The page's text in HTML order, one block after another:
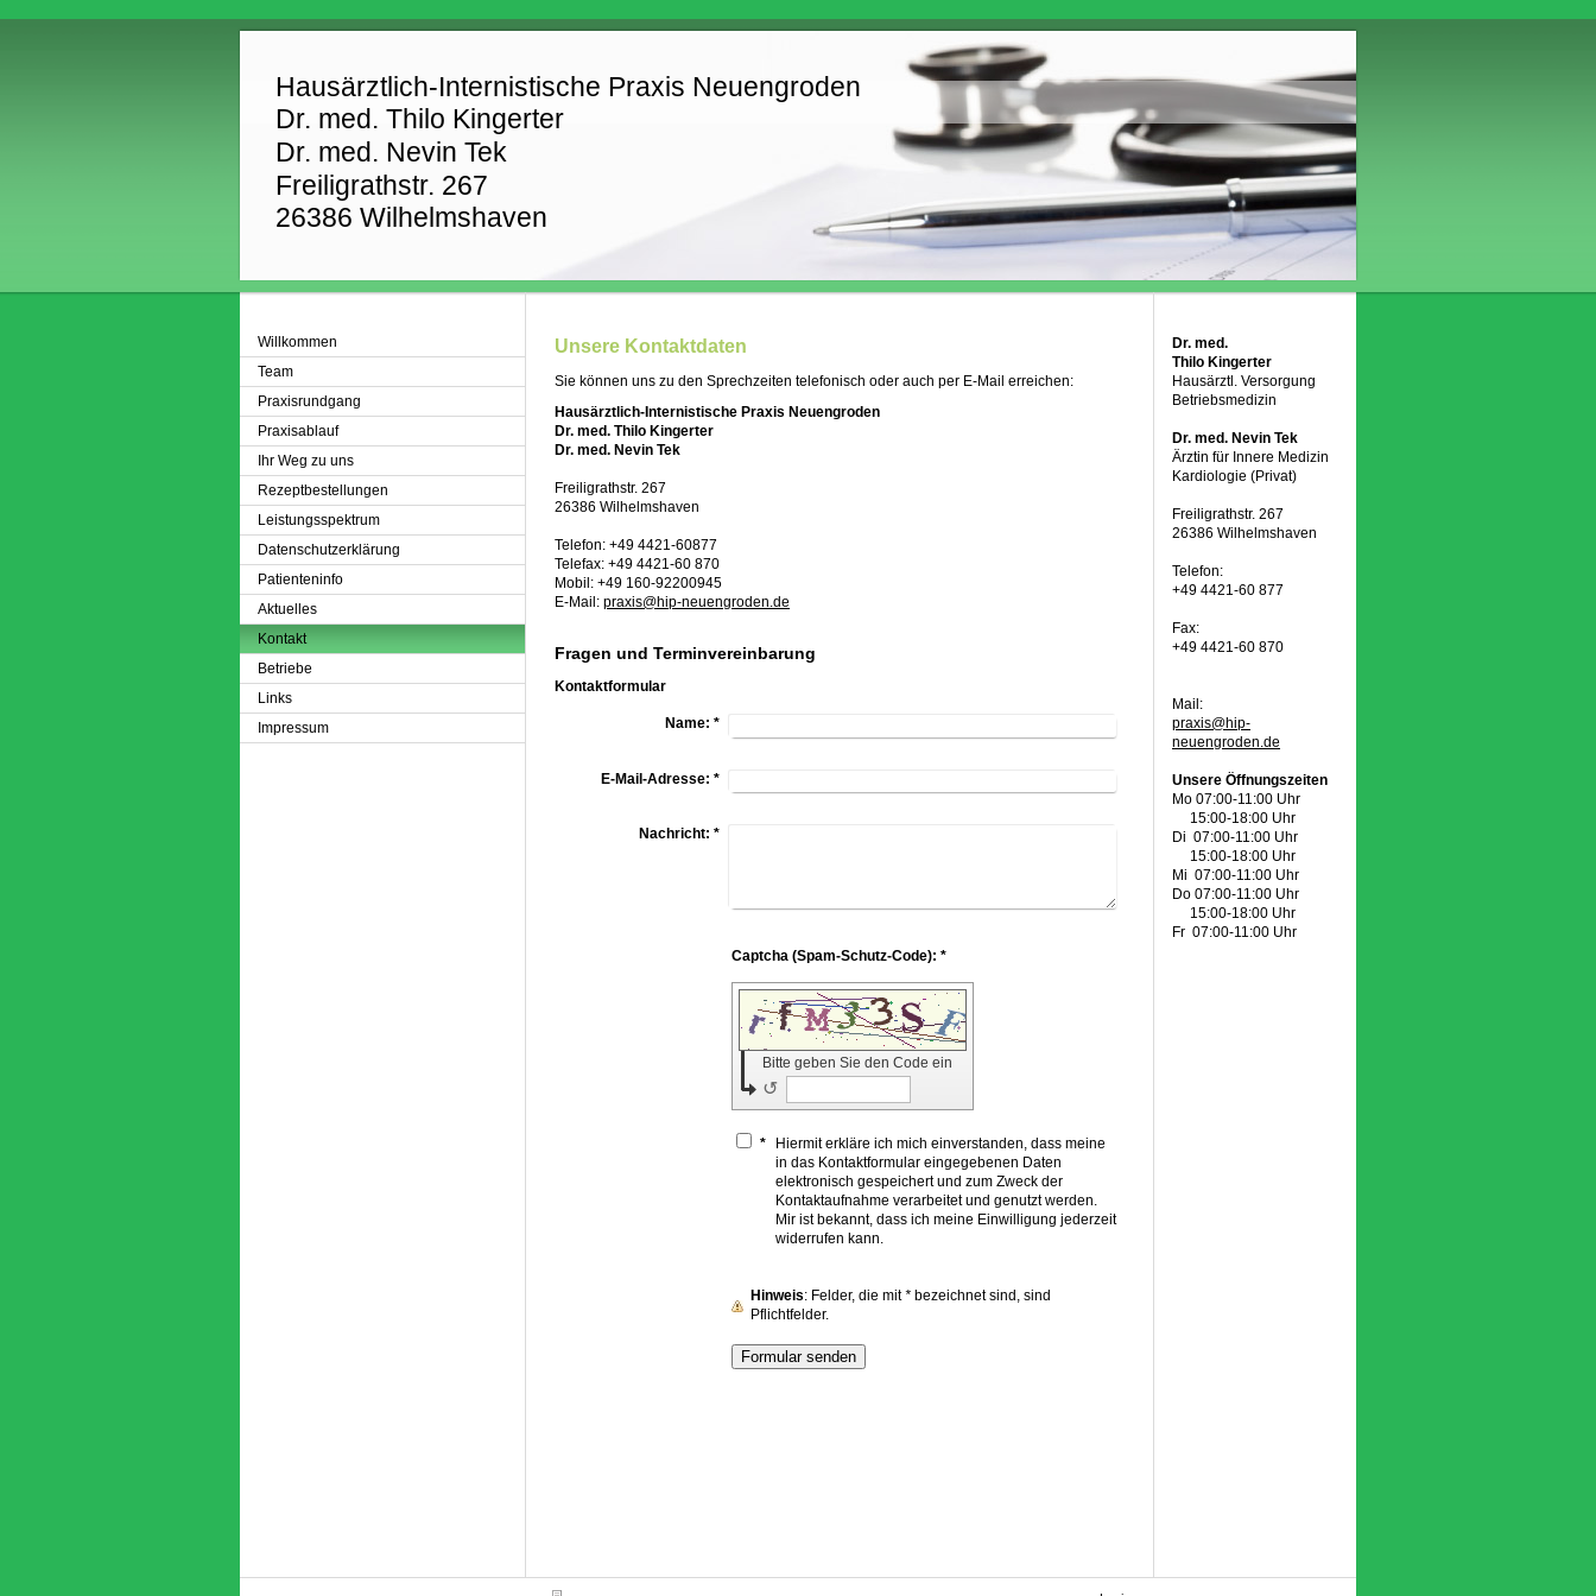
Hausärztlich-Internistische Praxis Neuengroden
Dr. med. Thilo Kingerter
Dr. med. Nevin Tek
Freiligrathstr. 267
26386 Wilhelmshaven
Willkommen
Team
Praxisrundgang
Praxisablauf
Ihr Weg zu uns
Rezeptbestellungen
Leistungsspektrum
Datenschutzerklärung
Patienteninfo
Aktuelles
Kontakt
Betriebe
Links
Impressum
Unsere Kontaktdaten
Sie können uns zu den Sprechzeiten telefonisch oder auch per E-Mail erreichen:
Hausärztlich-Internistische Praxis Neuengroden
Dr. med. Thilo Kingerter
Dr. med. Nevin Tek
Freiligrathstr. 267
26386 Wilhelmshaven
Telefon: +49 4421-60877
Telefax: +49 4421-60 870
Mobil: +49 160-92200945
E-Mail: praxis@hip-neuengroden.de
Fragen und Terminvereinbarung
Kontaktformular
Name: *
E-Mail-Adresse: *
Nachricht: *
Captcha (Spam-Schutz-Code): *
Bitte geben Sie den Code ein
↺
*
Hiermit erkläre ich mich einverstanden, dass meine
in das Kontaktformular eingegebenen Daten
elektronisch gespeichert und zum Zweck der
Kontaktaufnahme verarbeitet und genutzt werden.
Mir ist bekannt, dass ich meine Einwilligung jederzeit
widerrufen kann.
Hinweis : Felder, die mit*bezeichnet sind, sind
Pflichtfelder.
Dr. med.
Thilo Kingerter
Hausärztl. Versorgung
Betriebsmedizin
Dr. med. Nevin Tek
Ärztin für Innere Medizin
Kardiologie (Privat)
Freiligrathstr. 267
26386 Wilhelmshaven
Telefon:
+49 4421-60 877
Fax:
+49 4421-60 870
Mail:
praxis@hip-
neuengroden.de
Unsere Öffnungszeiten
Mo 07:00-11:00 Uhr
15:00-18:00 Uhr
Di 07:00-11:00 Uhr
15:00-18:00 Uhr
Mi 07:00-11:00 Uhr
Do 07:00-11:00 Uhr
15:00-18:00 Uhr
Fr 07:00-11:00 Uhr